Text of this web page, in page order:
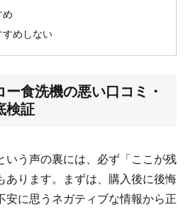
め
すめしない
ー食洗機の悪い口コミ・
検証
いう声の裏には、必ず「ここが残
ります。まずは、購入後に後悔
安に思うネガティブな情報から正